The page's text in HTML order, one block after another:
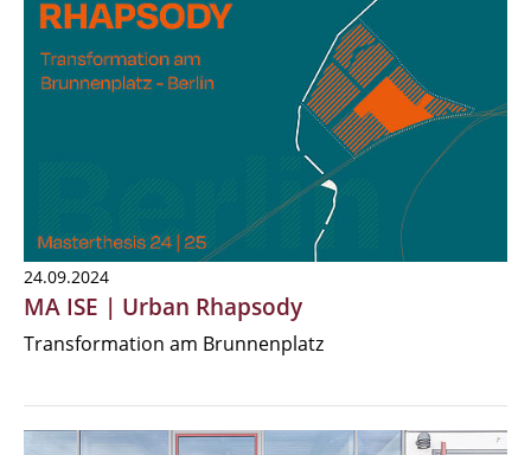
24.09.2024
MA ISE | Urban Rhapsody
Transformation am Brunnenplatz